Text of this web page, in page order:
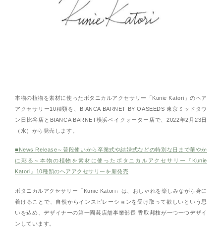
本物の植物を素材に使ったボタニカルアクセサリー「Kunie Katori」のヘア
アクセサリー10種類を、BIANCA BARNET BY OASEEDS 東京ミッドタウ
ン日比谷店とBIANCA BARNET横浜ベイクォーター店で、2022年2月23日
（水）から発売します。
■News Release～普段使いから卒業式や結婚式などの特別な日まで華やか
に彩る～本物の植物を素材に使ったボタニカルアクセサリー『Kunie
Katori』10種類のヘアアクセサリーを新発売
ボタニカルアクセサリー「Kunie Katori」は、おしゃれを楽しみながら身に
着けることで、自然からインスピレーションを受け取って欲しいという思
いを込め、デザイナーの第一園芸店舗事業部長 香取邦枝が一つ一つデザイ
ンしています。